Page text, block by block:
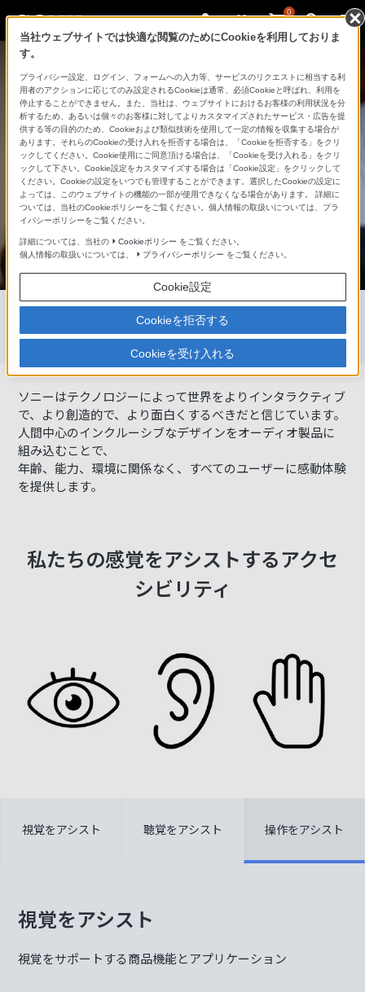
0
すべての人に必要な
アクセシビリティを
ソニーはテクノロジーによって世界をよりインタラクティブ
で、より創造的で、より面白くするべきだと信じています。
人間中心のインクルーシブなデザインをオーディオ製品に
組み込むことで、
年齢、能力、環境に関係なく、すべてのユーザーに感動体験
を提供します。
私たちの感覚をアシストするアクセ
シビリティ
視覚をアシスト 聴覚をアシスト 操作をアシスト
視覚をアシスト
視覚をサポートする商品機能とアプリケーション
当社ウェブサイトでは快適な閲覧のためにCookieを利用しておりま
す。
プライバシー設定、ログイン、フォームへの入力等、サービスのリクエストに相当する利
用者のアクションに応じてのみ設定されるCookieは通常、必須Cookieと呼ばれ、利用を
停止することができません。また、当社は、ウェブサイトにおけるお客様の利用状況を分
析するため、あるいは個々のお客様に対してよりカスタマイズされたサービス・広告を提
供する等の目的のため、Cookieおよび類似技術を使用して一定の情報を収集する場合が
あります。それらのCookieの受け入れを拒否する場合は、「Cookieを拒否する」をクリ
ックしてください。Cookie使用にご同意頂ける場合は、「Cookieを受け入れる」をクリ
ックして下さい。Cookie設定をカスタマイズする場合は「Cookie設定」をクリックして
ください。Cookieの設定をいつでも管理することができます。選択したCookieの設定に
よっては、このウェブサイトの機能の一部が使用できなくなる場合があります。 詳細に
ついては、当社のCookieポリシーをご覧ください。個人情報の取扱いについては、プラ
イバシーポリシーをご覧ください。
詳細については、当社の Cookieポリシー をご覧ください。
個人情報の取扱いについては、
プライバシーポリシー をご覧ください。
Cookie設定
Cookieを拒否する
Cookieを受け入れる